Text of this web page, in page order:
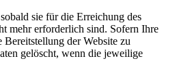
sie für die Erreichung des
mehr erforderlich sind. Sofern Ihre
der Website zu
gelöscht, wenn die jeweilige